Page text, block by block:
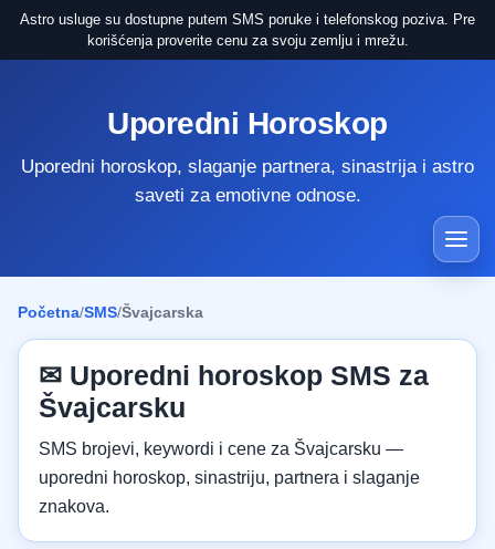
Astro usluge su dostupne putem SMS poruke i telefonskog poziva. Pre
korišćenja proverite cenu za svoju zemlju i mrežu.
Uporedni Horoskop
Uporedni horoskop, slaganje partnera, sinastrija i astro
saveti za emotivne odnose.
Početna/SMS/Švajcarska
✉ Uporedni horoskop SMS za
Švajcarsku
SMS brojevi, keywordi i cene za Švajcarsku —
uporedni horoskop, sinastriju, partnera i slaganje
znakova.